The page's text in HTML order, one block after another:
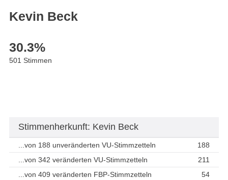
Kevin Beck
30.3%
501 Stimmen
Stimmenherkunft: Kevin Beck
...von 188 unveränderten VU-Stimmzetteln
188
...von 342 veränderten VU-Stimmzetteln
211
...von 409 veränderten FBP-Stimmzetteln
54